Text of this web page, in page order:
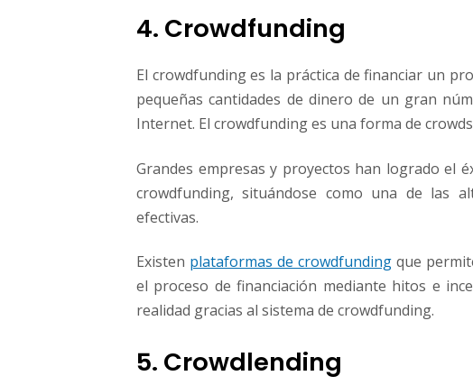
4. Crowdfunding
El crowdfunding es la práctica de financiar un
pequeñas cantidades de dinero de un gran
Internet. El crowdfunding es una forma de
Grandes empresas y proyectos han logrado el
crowdfunding, situándose como una de las
efectivas.
Existen plataformas de crowdfunding que
el proceso de financiación mediante hitos e
realidad gracias al sistema de crowdfunding.
5. Crowdlending